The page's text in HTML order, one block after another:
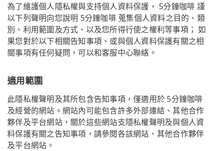
為了維護個人隱私權與支持個人資料保護， 5分鐘咖啡 謹
以下列聲明向您說明 5分鐘咖啡 蒐集個人資料之目的、類
別、利用範圍及方式、以及您所得行使之權利等事項； 如
果您對於以下相關告知事項、或與個人資料保護有關之相
關事項有任何疑問，可以和客服中心聯絡。
適用範圍
此隱私權聲明及其所包含告知事項，僅適用於 5分鐘咖啡
及經營的網站。網站內可能包含許多外部連結、其他合作
夥伴及平台網站，關於這些網站支隱私權聲明及與個人資
料保護有關之告知事項，請參閱各該網站、其他合作夥伴
及平台網站。